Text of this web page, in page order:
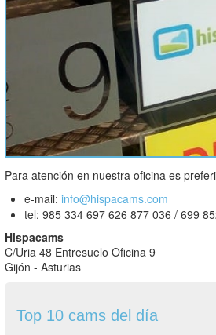
Para atención en nuestra oficina es
e-mail: info@hispacams.com
tel: 985 334 697 626 877 036 / 699
Hispacams
C/Uria 48 Entresuelo Oficina 9
Gijón - Asturias
Top 10 cams del día